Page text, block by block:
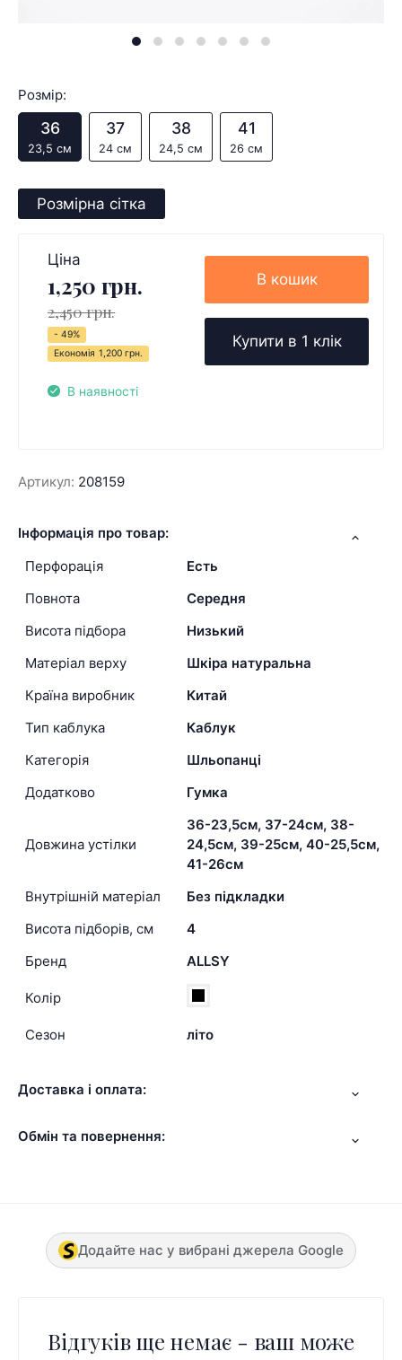
Розмір:
36
23,5 см
37
24 см
38
24,5 см
41
26 см
Розмірна сітка
Ціна
1,250 грн.
2,450 грн.
- 49%
Економія 1,200 грн.
В наявності
В кошик
Купити в 1 клік
Артикул: 208159
Інформація про товар:
Перфорація
Есть
Повнота
Середня
Висота підбора
Низький
Матеріал верху
Шкіра натуральна
Країна виробник
Китай
Тип каблука
Каблук
Категорія
Шльопанці
Додатково
Гумка
Довжина устілки
36-23,5см, 37-24см, 38-
24,5см, 39-25см, 40-25,5см,
41-26см
Внутрішній матеріал
Без підкладки
Висота підборів, см
4
Бренд
ALLSY
Колір
Сезон літо
Доставка і оплата:
Обмін та повернення:
Додайте нас у вибрані джерела Google
Відгуків ще немає - ваш може